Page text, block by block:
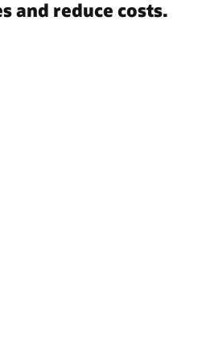
and reduce costs.